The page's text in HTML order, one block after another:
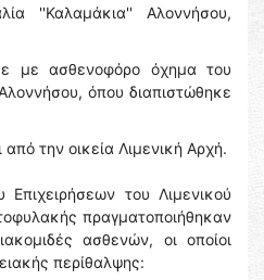
''Καλαμάκια'' Αλοννήσου,
με ασθενοφόρο όχημα του
όπου διαπιστώθηκε
από την οικεία Λιμενική Αρχή.
του Λιμενικού
πραγματοποιήθηκαν
ασθενών, οι οποίοι
περίθαλψης: